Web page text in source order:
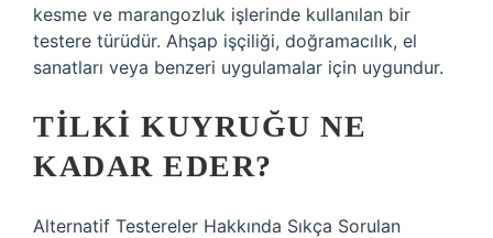
kesme ve marangozluk işlerinde kullanılan bir
testere türüdür. Ahşap işçiliği, doğramacılık, el
sanatları veya benzeri uygulamalar için uygundur.
TILKI KUYRUĞU NE
KADAR EDER?
Alternatif Testereler Hakkında Sıkça Sorulan